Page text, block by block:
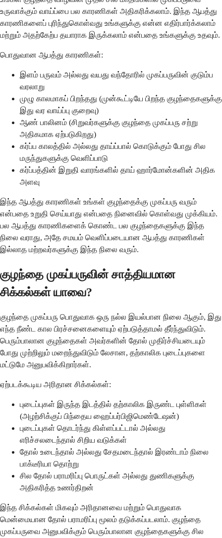
உருவாக்கும் வாய்ப்பை பல காரணிகள் அதிகரிக்கலாம். இந்த ஆபத்து
காரணிகளைப் புரிந்துகொள்வது உங்களுக்கு என்ன எதிர்பார்க்கலாம்
மற்றும் அதற்கேற்ப தயாராக இருக்கலாம் என்பதை உங்களுக்கு உதவும்.
பொதுவான ஆபத்து காரணிகள்:
இளம் பருவம் அல்லது வயது வந்தோரில் முகப்பருவின் குடும்ப
வரலாறு
முழு காலமாகப் பிறந்தது (முன்கூட்டியே பிறந்த குழந்தைகளுக்கு
இது வர வாய்ப்பு குறைவு)
ஆண் பாலினம் (சிறுவர்களுக்கு குழந்தை முகப்பரு சற்று
அதிகமாக ஏற்படுகிறது)
கர்ப்ப காலத்தில் அல்லது தாய்ப்பால் கொடுக்கும் போது சில
மருந்துகளுக்கு வெளிப்பாடு
கர்ப்பத்தின் இறுதி வாரங்களில் தாய் ஹார்மோன்களின் அதிக
அளவு
இந்த ஆபத்து காரணிகள் உங்கள் குழந்தைக்கு முகப்பரு வரும்
என்பதை உறுதி செய்யாது என்பதை நினைவில் கொள்வது முக்கியம்.
பல ஆபத்து காரணிகளைக் கொண்ட பல குழந்தைகளுக்கு இந்த
நிலை வராது, அதே சமயம் வெளிப்படையான ஆபத்து காரணிகள்
இல்லாத மற்றவர்களுக்கு இந்த நிலை வரும்.
குழந்தை முகப்பருவின் சாத்தியமான
சிக்கல்கள் யாவை?
குழந்தை முகப்பரு பொதுவாக ஒரு நல்ல இயல்பான நிலை ஆகும், இது
எந்த நீண்ட கால பிரச்சனைகளையும் ஏற்படுத்தாமல் தீர்ந்துவிடும்.
பெரும்பாலான குழந்தைகள் அவர்களின் தோல் முதிர்ச்சியடையும்
போது முற்றிலும் மறைந்துவிடும் லேசான, தற்காலிக புடைப்புகளை
மட்டுமே அனுபவிக்கிறார்கள்.
ஏற்படக்கூடிய அரிதான சிக்கல்கள்:
புடைப்புகள் இருந்த இடத்தில் தற்காலிக இருண்ட புள்ளிகள்
(அழற்சிக்குப் பிந்தைய ஹைப்பர்பிஜிமெண்டேஷன்)
புடைப்புகள் தொடர்ந்து கிள்ளப்பட்டால் அல்லது
எரிச்சலடைந்தால் சிறிய வடுக்கள்
தோல் உடைந்தால் அல்லது சேதமடைந்தால் இரண்டாம் நிலை
பாக்டீரியா தொற்று
சில தோல் பராமரிப்பு பொருட்கள் அல்லது துணிகளுக்கு
அதிகரித்த உணர்திறன்
இந்த சிக்கல்கள் மிகவும் அரிதானவை மற்றும் பொதுவாக
மென்மையான தோல் பராமரிப்பு மூலம் தடுக்கப்படலாம். குழந்தை
முகப்பருவை அனுபவிக்கும் பெரும்பாலான குழந்தைகளுக்கு சில